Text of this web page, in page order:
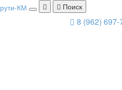
Поиск
8 (962)